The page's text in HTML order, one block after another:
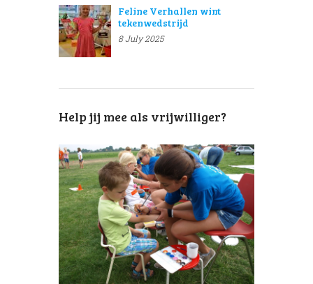
Feline Verhallen wint
tekenwedstrijd
8 July 2025
Help jij mee als vrijwilliger?